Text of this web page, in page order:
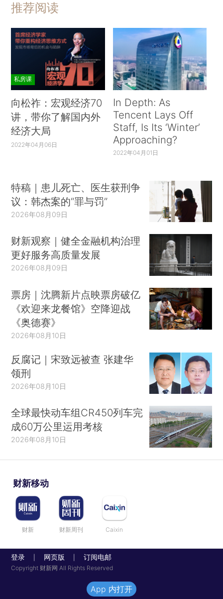
推荐阅读
私房课
向松祚：宏观经济70
讲，带你了解国内外
经济大局
2022年04月06日
In Depth: As
Tencent Lays Off
Staff, Is Its ‘Winter’
Approaching?
2022年04月01日
特稿｜患儿死亡、医生获刑争
议：韩杰案的“罪与罚”
2026年08月09日
财新观察｜健全金融机构治理
更好服务高质量发展
2026年08月09日
票房｜沈腾新片点映票房破亿
《欢迎来龙餐馆》空降迎战
《奥德赛》
2026年08月10日
反腐记｜宋致远被查 张建华
领刑
2026年08月10日
全球最快动车组CR450列车完
成60万公里运用考核
2026年08月10日
财新移动
财新 财新周刊 Caixin
登录 网页版 订阅电邮
Copyright 财新网 All Rights Reserved
App 内打开